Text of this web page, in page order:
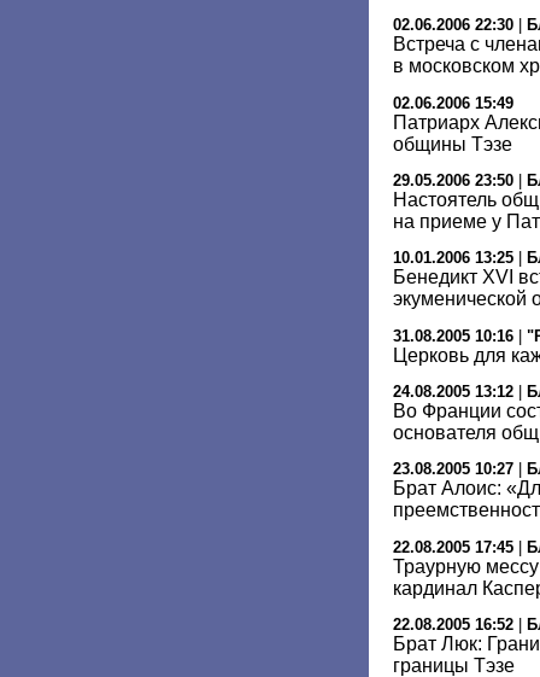
02.06.2006 22:30
Встреча с
в московском
02.06.2006 15:49
Патриарх
общины Тэзе
29.05.2006 23:50
Настоятель
на приеме у
10.01.2006 13:25
Бенедикт XVI
экуменической
31.08.2005 10:16 |
Церковь для
24.08.2005 13:12
Во Франции
основателя
23.08.2005 10:27
Брат Алоис:
22.08.2005 17:45 |
Траурную
кардинал
22.08.2005 16:52
Брат Люк:
границы Тэзе